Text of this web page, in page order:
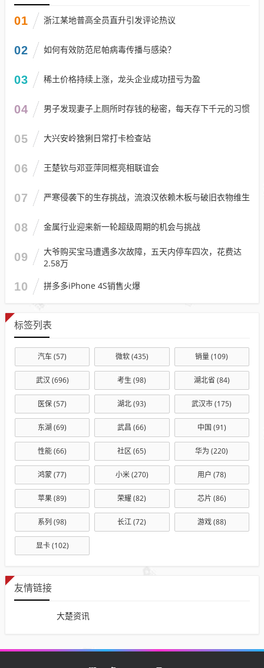
01 浙江某地普高全员直升引发评论热议
02 如何有效防范尼帕病毒传播与感染？
03 稀土价格持续上涨，龙头企业成功扭亏为盈
04 男子发现妻子上厕所时存钱的秘密，每天存下千元的习惯
05 大兴安岭猞猁日常打卡检查站
06 王楚钦与邓亚萍同框亮相联谊会
07 严寒侵袭下的生存挑战，流浪汉依赖木板与破旧衣物维生
08 金属行业迎来新一轮超级周期的机会与挑战
09
大爷购买宝马遭遇多次故障，五天内停车四次，花费达
2.58万
10 拼多多iPhone 4S销售火爆
标签列表
汽车(57) 微软(435) 销量(109)
武汉 (696) 考生 (98) 湖北省 (84)
医保(57) 湖北(93) 武汉市(175)
东湖 (69) 武昌 (66) 中国 (91)
性能(66) 社区 (65) 华为 (220)
鸿蒙(77) 小米(270) 用户 (78)
苹果(89) 荣耀(82) 芯片 (86)
系列 (98) 长江(72) 游戏(88)
显卡(102)
友情链接
大楚资讯